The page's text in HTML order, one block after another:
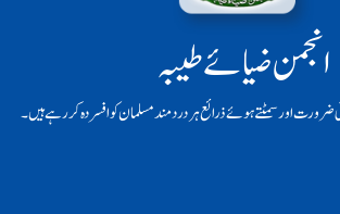
انجمن ضیائے طیبہ
ضرورت اور سمٹتے ہوئے ذرائع ہر دردمند مسلمان کو افسردہ کر رہے ہیں۔